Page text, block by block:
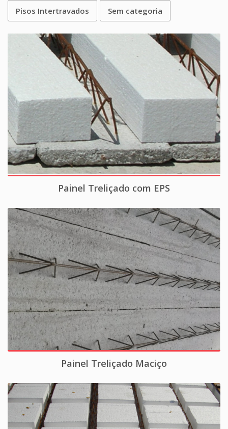
Pisos Intertravados Sem categoria
Painel Treliçado com EPS
Painel Treliçado Maciço